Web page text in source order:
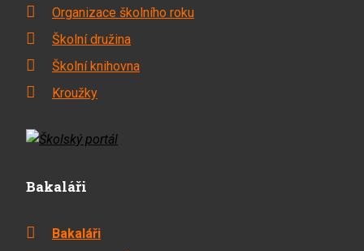
Organizace školního roku
Školní družina
Školní knihovna
Kroužky
Bakaláři
Bakaláři